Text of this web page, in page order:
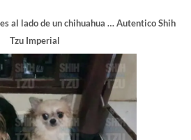
al lado de un chihuahua … Autentico Shih
Tzu Imperial